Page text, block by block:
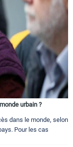
urbain ?
dans le monde, selon
Pour les cas